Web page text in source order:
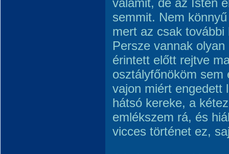
valamit, de az Isten
semmit. Nem
mert az csak
Persze vannak
érintett előtt rejtve
osztályfőnököm
vajon miért engedett
hátsó kereke, a
emlékszem rá, és
vicces történet ez,